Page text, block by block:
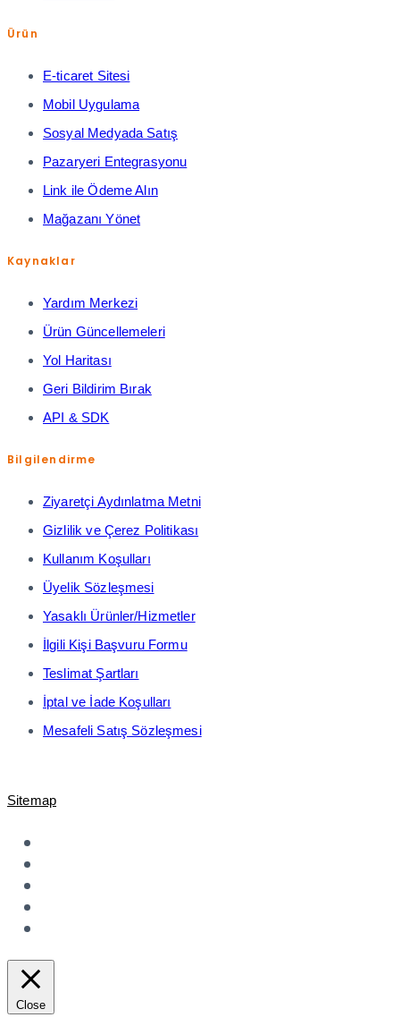
Ürün
E-ticaret Sitesi
Mobil Uygulama
Sosyal Medyada Satış
Pazaryeri Entegrasyonu
Link ile Ödeme Alın
Mağazanı Yönet
Kaynaklar
Yardım Merkezi
Ürün Güncellemeleri
Yol Haritası
Geri Bildirim Bırak
API & SDK
Bilgilendirme
Ziyaretçi Aydınlatma Metni
Gizlilik ve Çerez Politikası
Kullanım Koşulları
Üyelik Sözleşmesi
Yasaklı Ürünler/Hizmetler
İlgili Kişi Başvuru Formu
Teslimat Şartları
İptal ve İade Koşulları
Mesafeli Satış Sözleşmesi
Sitemap
Close